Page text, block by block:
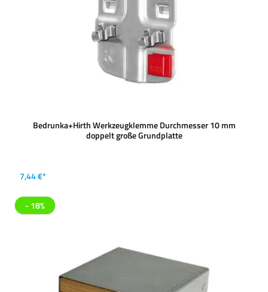
Bedrunka+Hirth Werkzeugklemme Durchmesser 10 mm
doppelt große Grundplatte
7,44 €*
- 18%